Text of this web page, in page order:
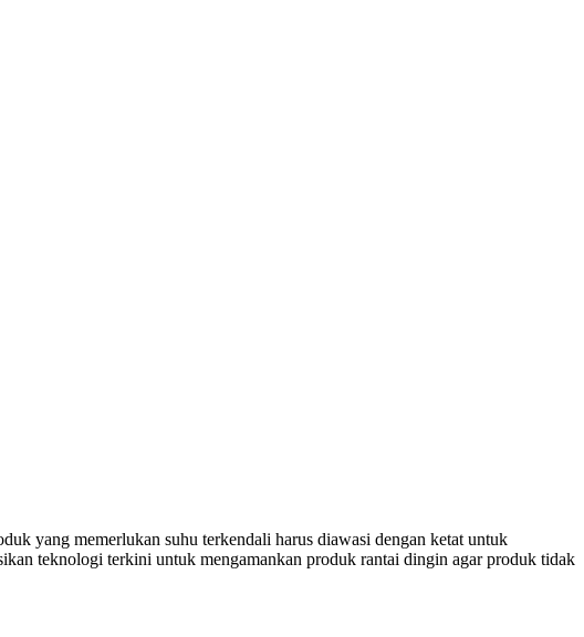
yang memerlukan suhu terkendali harus diawasi dengan ketat untuk
teknologi terkini untuk mengamankan produk rantai dingin agar produk tidak